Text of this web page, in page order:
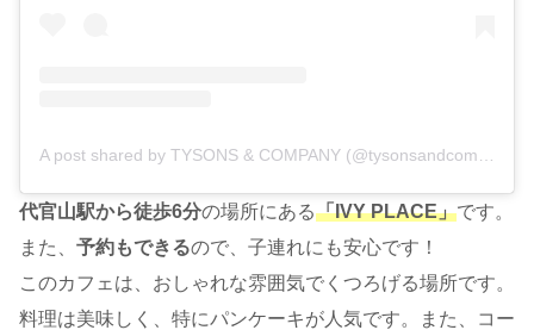
代官山駅から徒歩6分の場所にある「IVY PLACE」です。
また、 予約もできるので、子連れにも安心です！
このカフェは、おしゃれな雰囲気でくつろげる場所です。
料理は美味しく、特にパンケーキが人気です。また、コー